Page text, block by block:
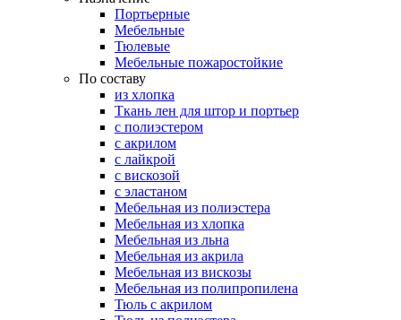
Портьерные
Мебельные
Тюлевые
Мебельные пожаростойкие
По составу
из хлопка
Ткань лен для штор и портьер
с полиэстером
с акрилом
с лайкрой
с вискозой
с эластаном
Мебельная из полиэстера
Мебельная из хлопка
Мебельная из льна
Мебельная из акрила
Мебельная из вискозы
Мебельная из полипропилена
Тюль с акрилом